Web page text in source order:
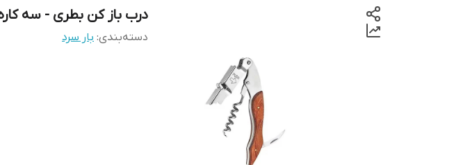
درب باز کن بطری - سه
دسته‌بندی: بار سرد